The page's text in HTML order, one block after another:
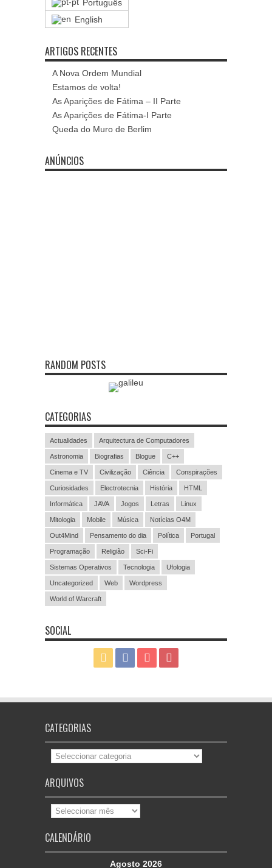
Português
English
ARTIGOS RECENTES
A Nova Ordem Mundial
Estamos de volta!
As Aparições de Fátima – II Parte
As Aparições de Fátima-I Parte
Queda do Muro de Berlim
ANÚNCIOS
RANDOM POSTS
CATEGORIAS
Actualidades Arquitectura de Computadores
Astronomia Biografias Blogue C++
Cinema e TV Civilização Ciência Conspirações
Curiosidades Electrotecnia História HTML
Informática JAVA Jogos Letras Linux
Mitologia Mobile Música Notícias O4M
Out4Mind Pensamento do dia Política Portugal
Programação Religião Sci-Fi
Sistemas Operativos Tecnologia Ufologia
Uncategorized Web Wordpress
World of Warcraft
SOCIAL
CATEGORIAS
Categorias
ARQUIVOS
Arquivos
CALENDÁRIO
Agosto 2026